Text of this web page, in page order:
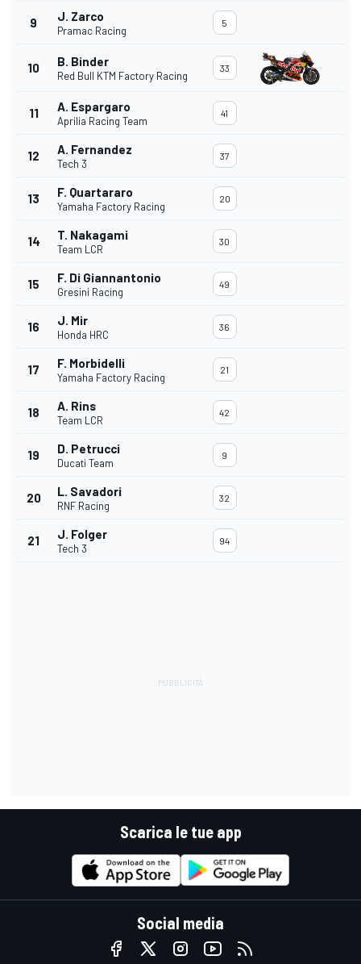
9 J. Zarco
Pramac Racing
5
10 B. Binder
Red Bull KTM Factory Racing
33
11 A. Espargaro
Aprilia Racing Team
41
12 A. Fernandez
Tech 3
37
13 F. Quartararo
Yamaha Factory Racing
20
14 T. Nakagami
Team LCR
30
15 F. Di Giannantonio
Gresini Racing
49
16 J. Mir
Honda HRC
36
17 F. Morbidelli
Yamaha Factory Racing
21
18 A. Rins
Team LCR
42
19 D. Petrucci
Ducati Team
9
20 L. Savadori
RNF Racing
32
21 J. Folger
Tech 3
94
Scarica le tue app
Social media